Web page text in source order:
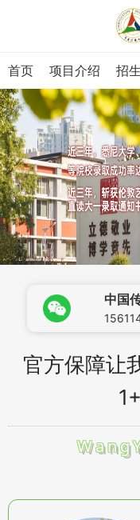
首页 项目介绍 招
中国
官方保障让